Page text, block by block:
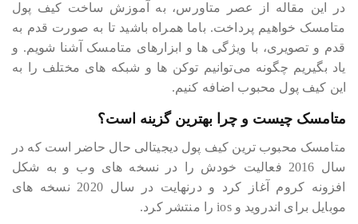
در این مقاله از عصر متاورس، به آموزش ساخت کیف پول
متامسک خواهیم پرداخت. باما همراه باشید تا به صورت قدم به
قدم و تصویری، با ویژگی ها و ابزارهای متامسک آشنا شویم. و
یاد بگیریم چگونه می‎‎‎‎‎‎توانیم توکن ها و شبکه های مختلف را به
این کیف پول محبوب اضافه کنیم.
متامسک چیست و چرا بهترین گزینه است؟
متامسک محبوب ترین کیف پول دیجیتالی حال حاضر است که در
سال 2016 فعالیت خودش را در نسخه های وب و به شکل
افزونه کروم آغاز کرد و درنهایت در سال 2020 نسخه های
موبایل برای اندروید و ios را منتشر کرد.